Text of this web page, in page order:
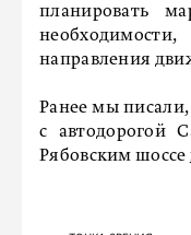
планировать
направления
Ранее мы
с автодорогой
Рябовским шоссе